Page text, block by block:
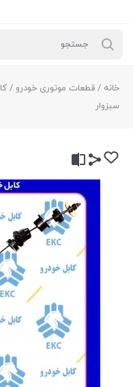
خانه / قطعات موتوری خودرو /
سبزوار